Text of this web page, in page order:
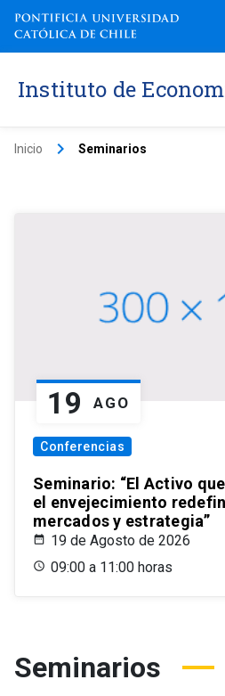
Instituto de
Inicio keyboard_arrow_right Seminarios
19 AGO
Conferencias
Seminario: “El Activo
el envejecimiento
mercados y estrategia”
19 de Agosto de 2026
09:00 a 11:00 horas
Seminarios